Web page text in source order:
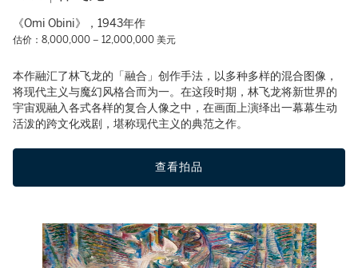
《Omi Obini》，1943年作
估价：8,000,000 – 12,000,000 美元
本作融汇了林飞龙的「融合」创作手法，以多种多样的混合图像，
将现代主义与魔幻风格合而为一。在这段时期，林飞龙将新世界的
宇宙观融入各式各样的复合人像之中，在画面上演绎出一幕幕生动
活泼的跨文化戏剧，堪称现代主义的典范之作。
查看拍品